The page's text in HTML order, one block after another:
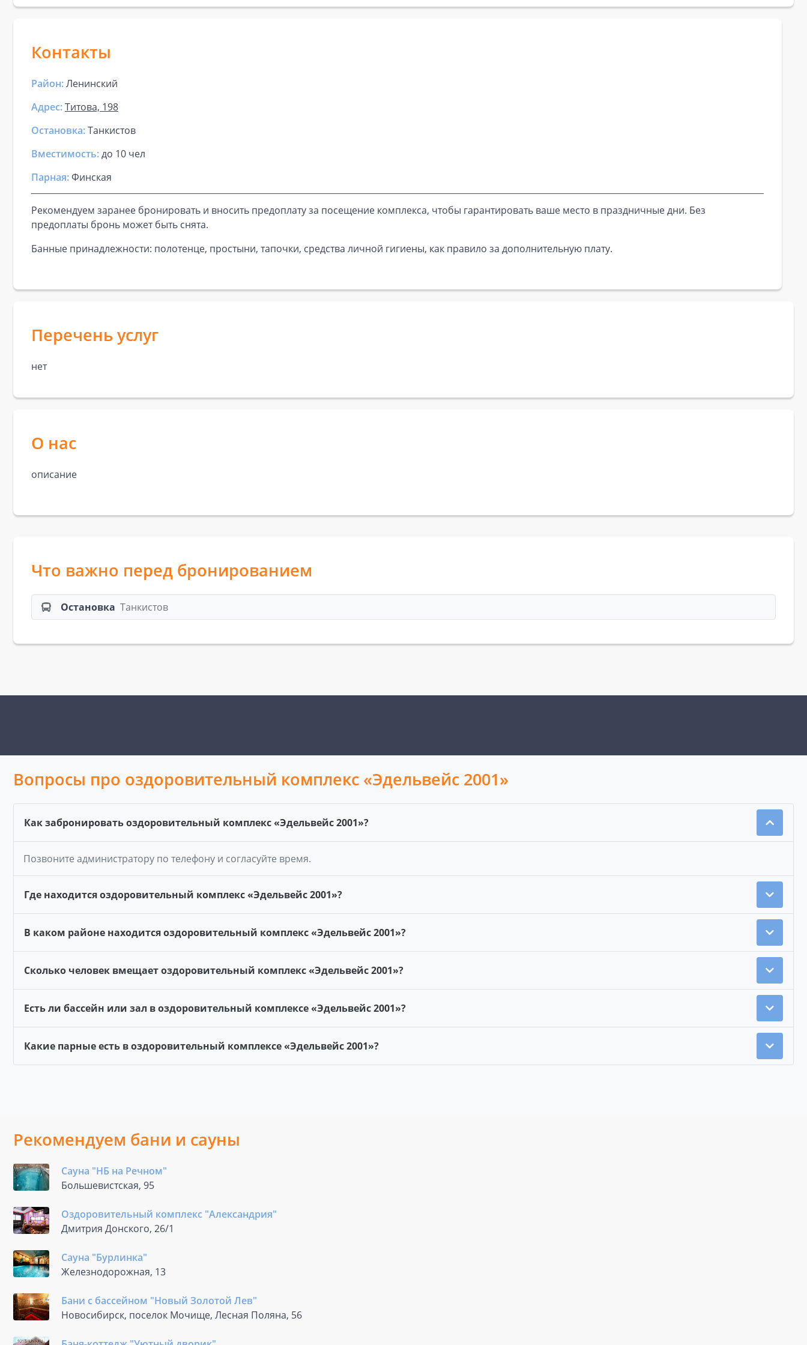
Контакты
Район:Ленинский
Адрес:Титова, 198
Остановка:Танкистов
Вместимость:до 10 чел
Парная:Финская
Рекомендуем заранее бронировать и вносить предоплату за посещение комплекса, чтобы гарантировать ваше место в праздничные дни. Без
предоплаты бронь может быть снята.
Банные принадлежности: полотенце, простыни, тапочки, средства личной гигиены, как правило за дополнительную плату.
Перечень услуг
нет
О нас
описание
Что важно перед бронированием
Остановка Танкистов
Вопросы про оздоровительный комплекс «Эдельвейс 2001»
Как забронировать оздоровительный комплекс «Эдельвейс 2001»?
Позвоните администратору по телефону и согласуйте время.
Где находится оздоровительный комплекс «Эдельвейс 2001»?
В каком районе находится оздоровительный комплекс «Эдельвейс 2001»?
Сколько человек вмещает оздоровительный комплекс «Эдельвейс 2001»?
Есть ли бассейн или зал в оздоровительный комплексе «Эдельвейс 2001»?
Какие парные есть в оздоровительный комплексе «Эдельвейс 2001»?
Рекомендуем бани и сауны
Сауна "НБ на Речном"
Большевистская, 95
Оздоровительный комплекс "Александрия"
Дмитрия Донского, 26/1
Сауна "Бурлинка"
Железнодорожная, 13
Бани с бассейном "Новый Золотой Лев"
Новосибирск, поселок Мочище, Лесная Поляна, 56